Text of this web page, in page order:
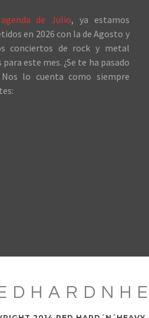
agenda de Julio, ya estamos
en 2026 con la de Agosto y
conciertos de rock y metal
este mes. ¿Se te ha pasado
Nos lo cuenta como siempre